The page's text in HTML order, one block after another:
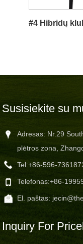
#4 Hibridų
Susisiekite su
Adresas: Nr.29
plėtros zona,
Tel:+86-596-
Telefonas:+86-
El. paštas:
Inquiry For